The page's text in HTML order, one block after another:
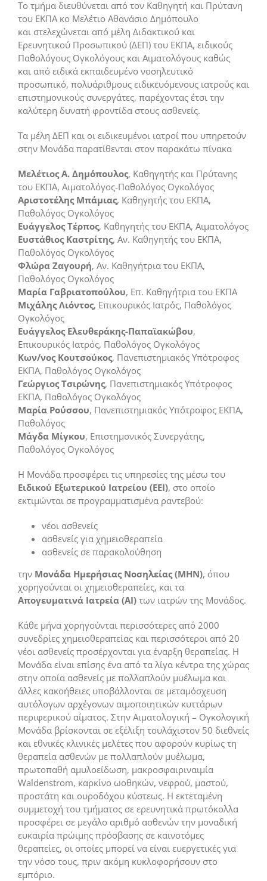
Το τμήμα διευθύνεται από τον Καθηγητή και Πρύτανη
του ΕΚΠΑ κο Μελέτιο Αθανάσιο Δημόπουλο
και στελεχώνεται από μέλη Διδακτικού και
Ερευνητικού Προσωπικού (ΔΕΠ) του ΕΚΠΑ, ειδικούς
Παθολόγους Ογκολόγους και Αιματολόγους καθώς
και από ειδικά εκπαιδευμένο νοσηλευτικό
προσωπικό, πολυάριθμους ειδικευόμενους ιατρούς και
επιστημονικούς συνεργάτες, παρέχοντας έτσι την
καλύτερη δυνατή φροντίδα στους ασθενείς.
Τα μέλη ΔΕΠ και οι ειδικευμένοι ιατροί που υπηρετούν
στην Μονάδα παρατίθενται στον παρακάτω πίνακα
Μελέτιος Α. Δημόπουλος, Καθηγητής και Πρύτανης
του ΕΚΠΑ, Αιματολόγος-Παθολόγος Ογκολόγος
Αριστοτέλης Μπάμιας, Καθηγητής του ΕΚΠΑ,
Παθολόγος Ογκολόγος
Ευάγγελος Τέρπος, Καθηγητής του ΕΚΠΑ, Αιματολόγος
Ευστάθιος Καστρίτης, Αν. Καθηγητής του ΕΚΠΑ,
Παθολόγος Ογκολόγος
Φλώρα Ζαγουρή, Αν. Καθηγήτρια του ΕΚΠΑ,
Παθολόγος Ογκολόγος
Μαρία Γαβριατοπούλου, Επ. Καθηγήτρια του ΕΚΠΑ
Μιχάλης Λιόντος, Επικουρικός Ιατρός, Παθολόγος
Ογκολόγος
Ευάγγελος Ελευθεράκης-Παπαϊακώβου,
Επικουρικός Ιατρός, Παθολόγος Ογκολόγος
Κων/νος Κουτσούκος, Πανεπιστημιακός Υπότροφος
ΕΚΠΑ, Παθολόγος Ογκολόγος
Γεώργιος Τσιρώνης, Πανεπιστημιακός Υπότροφος
ΕΚΠΑ, Παθολόγος Ογκολόγος
Μαρία Ρούσσου, Πανεπιστημιακός Υπότροφος ΕΚΠΑ,
Παθολόγος
Μάγδα Μίγκου, Επιστημονικός Συνεργάτης,
Παθολόγος Ογκολόγος
Η Μονάδα προσφέρει τις υπηρεσίες της μέσω του
Ειδικού Εξωτερικού Ιατρείου (ΕΕΙ), στο οποίο
εκτιμώνται σε προγραμματισμένα ραντεβού:
νέοι ασθενείς
ασθενείς για χημειοθεραπεία
ασθενείς σε παρακολούθηση
την Μονάδα Ημερήσιας Νοσηλείας (ΜΗΝ), όπου
χορηγούνται οι χημειοθεραπείες, και τα
Απογευματινά Ιατρεία (ΑΙ) των ιατρών της Μονάδος.
Κάθε μήνα χορηγούνται περισσότερες από 2000
συνεδρίες χημειοθεραπείας και περισσότεροι από 20
νέοι ασθενείς προσέρχονται για έναρξη θεραπείας. Η
Μονάδα είναι επίσης ένα από τα λίγα κέντρα της χώρας
στην οποία ασθενείς με πολλαπλούν μυέλωμα και
άλλες κακοήθειες υποβάλλονται σε μεταμόσχευση
αυτόλογων αρχέγονων αιμοποιητικών κυττάρων
περιφερικού αίματος. Στην Αιματολογική – Ογκολογική
Μονάδα βρίσκονται σε εξέλιξη τουλάχιστον 50 διεθνείς
και εθνικές κλινικές μελέτες που αφορούν κυρίως τη
θεραπεία ασθενών με πολλαπλούν μυέλωμα,
πρωτοπαθή αμυλοείδωση, μακροσφαιριναιμία
Waldenstrom, καρκίνο ωοθηκών, νεφρού, μαστού,
προστάτη και ουροδόχου κύστεως. Η εκτεταμένη
συμμετοχή του τμήματος σε ερευνητικά πρωτόκολλα
προσφέρει σε μεγάλο αριθμό ασθενών την μοναδική
ευκαιρία πρώιμης πρόσβασης σε καινοτόμες
θεραπείες, οι οποίες μπορεί να είναι ευεργετικές για
την νόσο τους, πριν ακόμη κυκλοφορήσουν στο
εμπόριο.